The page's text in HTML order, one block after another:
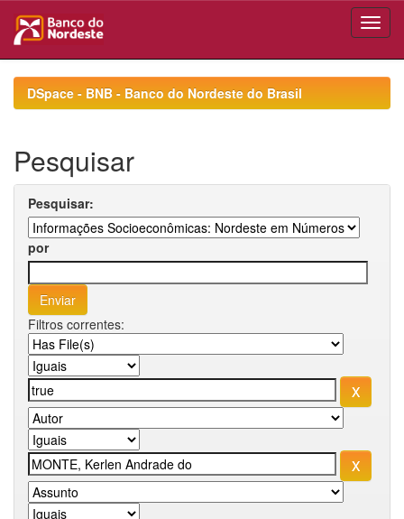
navigationDSpace - BNB - Banco do Nordeste do Brasil
Pesquisar
Pesquisar:
por
Filtros correntes: